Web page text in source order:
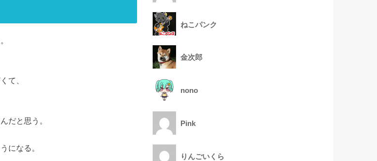
て、
だと思う。
になる。
ねこパンク
金次郎
nono
Pink
りんごいくら